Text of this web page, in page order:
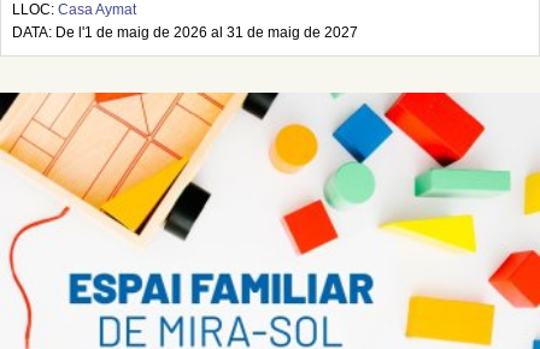
LLOC: Casa Aymat
DATA: De l'1 de maig de 2026 al 31 de maig de 2027